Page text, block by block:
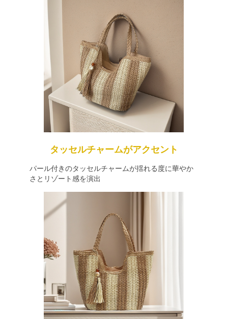
タッセルチャームがアクセント
パール付きのタッセルチャームが揺れる度に華やか
さとリゾート感を演出